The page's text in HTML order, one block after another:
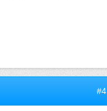
#4